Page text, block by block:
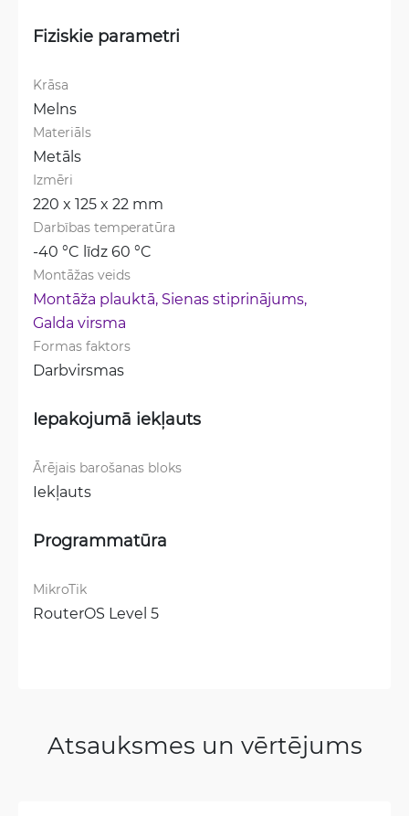
Fiziskie parametri
Krāsa
Melns
Materiāls
Metāls
Izmēri
220 x 125 x 22 mm
Darbības temperatūra
-40 °C līdz 60 °C
Montāžas veids
Montāža plauktā, Sienas stiprinājums,
Galda virsma
Formas faktors
Darbvirsmas
Iepakojumā iekļauts
Ārējais barošanas bloks
Iekļauts
Programmatūra
MikroTik
RouterOS Level 5
Atsauksmes un vērtējums